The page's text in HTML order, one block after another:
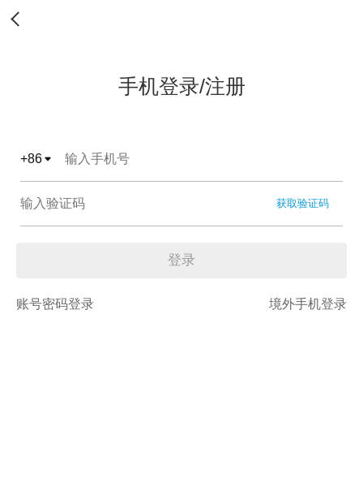
手机登录/注册
+86
获取验证码
登录
账号密码登录 境外手机登录